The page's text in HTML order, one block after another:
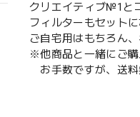
クリエイティブ№1と
フィルターもセット
ご自宅用はもちろん
※他商品と一緒にご購
お手数ですが、送料